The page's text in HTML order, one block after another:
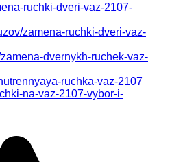
ruchki-dveri-vaz-2107-
zamena-ruchki-dveri-vaz-
dvernykh-ruchek-vaz-
ruchka-vaz-2107
na-vaz-2107-vybor-i-